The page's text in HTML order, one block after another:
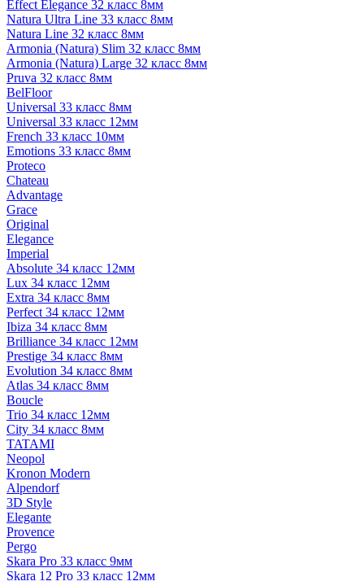
Effect Elegance 32 класс 8мм
Natura Ultra Line 33 класс 8мм
Natura Line 32 класс 8мм
Armonia (Natura) Slim 32 класс 8мм
Armonia (Natura) Large 32 класс 8мм
Pruva 32 класс 8мм
BelFloor
Universal 33 класс 8мм
Universal 33 класс 12мм
French 33 класс 10мм
Emotions 33 класс 8мм
Proteco
Chateau
Advantage
Grace
Original
Elegance
Imperial
Absolute 34 класс 12мм
Lux 34 класс 12мм
Extra 34 класс 8мм
Perfect 34 класс 12мм
Ibiza 34 класс 8мм
Brilliance 34 класс 12мм
Prestige 34 класс 8мм
Evolution 34 класс 8мм
Atlas 34 класс 8мм
Boucle
Trio 34 класс 12мм
City 34 класс 8мм
TATAMI
Neopol
Kronon Modern
Alpendorf
3D Style
Elegante
Provence
Pergo
Skara Pro 33 класс 9мм
Skara 12 Pro 33 класс 12мм